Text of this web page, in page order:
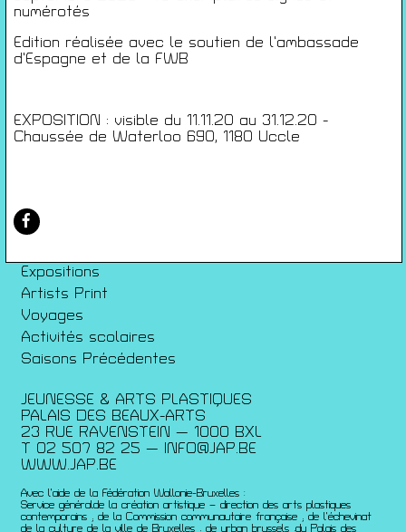
numérotés
Edition réalisée avec le soutien de l’ambassade
d’Espagne et de la FWB
EXPOSITION : visible du 11.11.20 au 31.12.20 -
Chaussée de Waterloo 690, 1180 Uccle
Carte de membres
S'inscrire à la Newsletter
Conditions générales de ventes
Films
Rencontres
Expositions
Artists Print
Voyages
Activités scolaires
Saisons Précédentes
JEUNESSE & ARTS PLASTIQUES
PALAIS DES BEAUX-ARTS
23 RUE RAVENSTEIN — 1000 BXL
T 02 507 82 25 —
INFO@JAP.BE
WWW.JAP.BE
Avec l’aide de la Fédération Wallonie-Bruxelles :
Service généralde la création artistique – direction des arts plastiques
contemporains ; de la Commission communautaire française ; de l’échevinat
de la culture de la ville de Bruxelles ; de urban brussels ;du Palais des